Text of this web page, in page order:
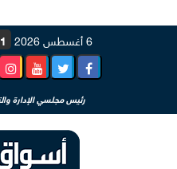
6 أغسطس 2026
رئيس مجلسي الإدارة